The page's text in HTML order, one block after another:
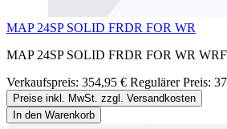
MAP 24SP SOLID FRDR FOR WR
MAP 24SP SOLID FRDR FOR WR
Verkaufspreis: 354,95 € Regulärer Preis:
Preise inkl. MwSt. zzgl. Versandkosten
In den Warenkorb